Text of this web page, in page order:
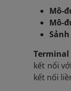
Mô-
Mô-
Sảnh
Terminal
kết nối
kết nối